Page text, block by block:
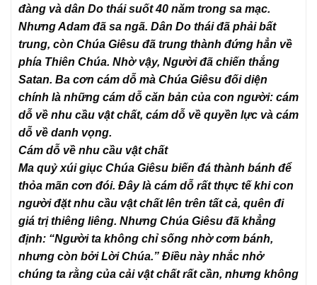
đàng và dân Do thái suốt 40 năm trong sa mạc.
Nhưng Adam đã sa ngã. Dân Do thái đã phải bất
trung, còn Chúa Giêsu đã trung thành đứng hẳn về
phía Thiên Chúa. Nhờ vậy, Người đã chiến thắng
Satan. Ba cơn cám dỗ mà Chúa Giêsu đối diện
chính là những cám dỗ căn bản của con người: cám
dỗ về nhu cầu vật chất, cám dỗ về quyền lực và cám
dỗ về danh vọng.
Cám dỗ về nhu cầu vật chất
Ma quỷ xúi giục Chúa Giêsu biến đá thành bánh để
thỏa mãn cơn đói. Đây là cám dỗ rất thực tế khi con
người đặt nhu cầu vật chất lên trên tất cả, quên đi
giá trị thiêng liêng. Nhưng Chúa Giêsu đã khẳng
định: “Người ta không chỉ sống nhờ cơm bánh,
nhưng còn bởi Lời Chúa.” Điều này nhắc nhở
chúng ta rằng của cải vật chất rất cần, nhưng không